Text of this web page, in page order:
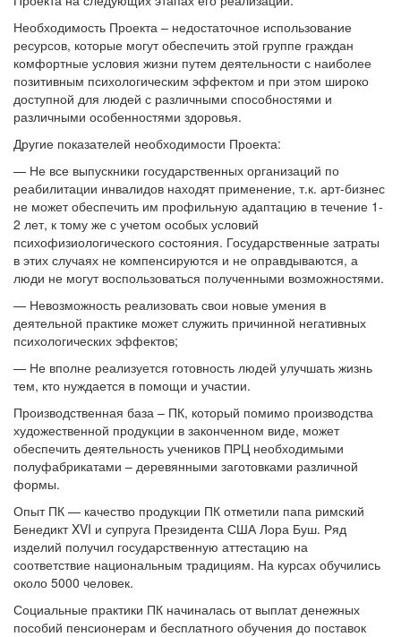
Необходимость Проекта – недостаточное использование
ресурсов, которые могут обеспечить этой группе граждан
комфортные условия жизни путем деятельности с наиболее
позитивным психологическим эффектом и при этом широко
доступной для людей с различными способностями и
различными особенностями здоровья.
Другие показателей необходимости Проекта:
— Не все выпускники государственных организаций по
реабилитации инвалидов находят применение, т.к. арт-бизнес
не может обеспечить им профильную адаптацию в течение 1-
2 лет, к тому же с учетом особых условий
психофизиологического состояния. Государственные затраты
в этих случаях не компенсируются и не оправдываются, а
люди не могут воспользоваться полученными возможностями.
— Невозможность реализовать свои новые умения в
деятельной практике может служить причинной негативных
психологических эффектов;
— Не вполне реализуется готовность людей улучшать жизнь
тем, кто нуждается в помощи и участии.
Производственная база – ПК, который помимо производства
художественной продукции в законченном виде, может
обеспечить деятельность учеников ПРЦ необходимыми
полуфабрикатами – деревянными заготовками различной
формы.
Опыт ПК — качество продукции ПК отметили папа римский
Бенедикт XVI и супруга Президента США Лора Буш. Ряд
изделий получил государственную аттестацию на
соответствие национальным традициям. На курсах обучились
около 5000 человек.
Социальные практики ПК начиналась от выплат денежных
пособий пенсионерам и бесплатного обучения до поставок